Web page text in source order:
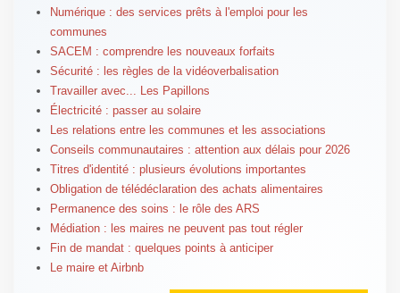
Numérique : des services prêts à l'emploi pour les
communes
SACEM : comprendre les nouveaux forfaits
Sécurité : les règles de la vidéoverbalisation
Travailler avec... Les Papillons
Électricité : passer au solaire
Les relations entre les communes et les associations
Conseils communautaires : attention aux délais pour 2026
Titres d'identité : plusieurs évolutions importantes
Obligation de télédéclaration des achats alimentaires
Permanence des soins : le rôle des ARS
Médiation : les maires ne peuvent pas tout régler
Fin de mandat : quelques points à anticiper
Le maire et Airbnb